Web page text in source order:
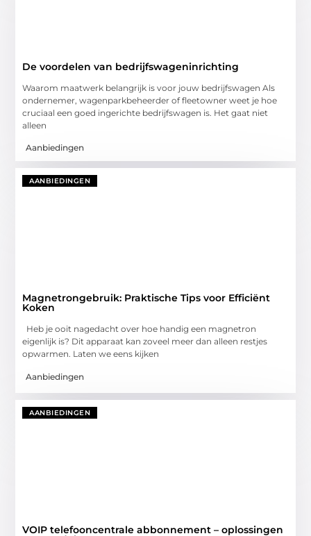
De voordelen van bedrijfswageninrichting
Waarom maatwerk belangrijk is voor jouw bedrijfswagen Als
ondernemer, wagenparkbeheerder of fleetowner weet je hoe
cruciaal een goed ingerichte bedrijfswagen is. Het gaat niet
alleen
Aanbiedingen
AANBIEDINGEN
Magnetrongebruik: Praktische Tips voor Efficiënt
Koken
Heb je ooit nagedacht over hoe handig een magnetron
eigenlijk is? Dit apparaat kan zoveel meer dan alleen restjes
opwarmen. Laten we eens kijken
Aanbiedingen
AANBIEDINGEN
VOIP telefooncentrale abbonnement – oplossingen